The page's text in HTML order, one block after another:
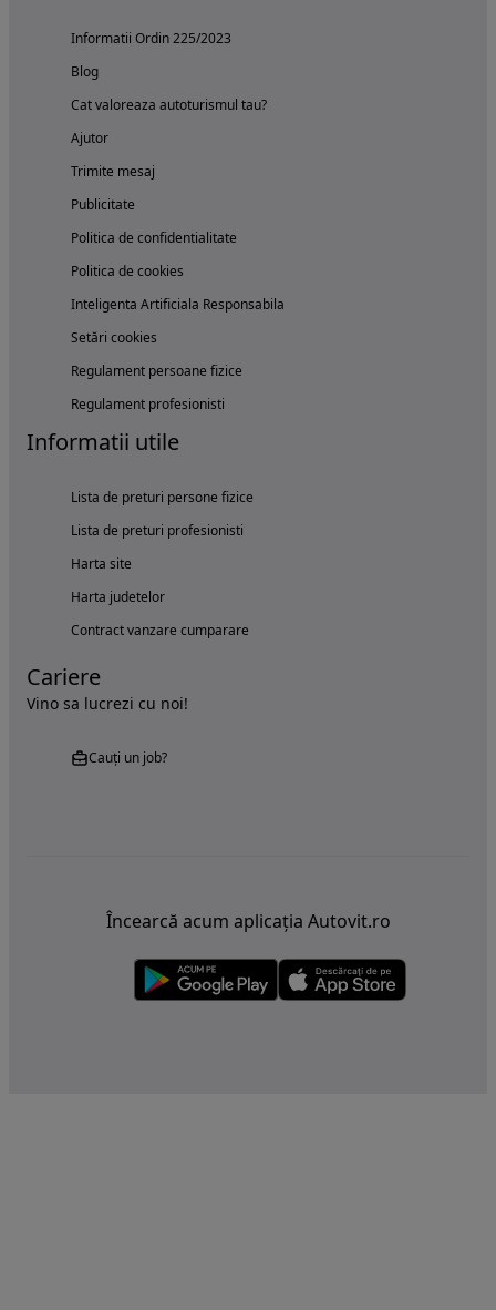
Informatii Ordin 225/2023
Blog
Cat valoreaza autoturismul tau?
Ajutor
Trimite mesaj
Publicitate
Politica de confidentialitate
Politica de cookies
Inteligenta Artificiala Responsabila
Setări cookies
Regulament persoane fizice
Regulament profesionisti
Informatii utile
Lista de preturi persone fizice
Lista de preturi profesionisti
Harta site
Harta judetelor
Contract vanzare cumparare
Cariere
Vino sa lucrezi cu noi!
Cauți un job?
Încearcă acum aplicația Autovit.ro